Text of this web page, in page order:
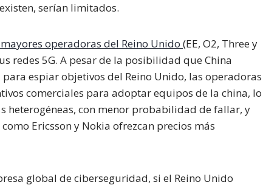
serían limitados.
operadoras del Reino Unido (EE, O2, Three y
redes 5G. A pesar de la posibilidad que China
espiar objetivos del Reino Unido, las operadoras
comerciales para adoptar equipos de la china, lo
heterogéneas, con menor probabilidad de fallar, y
Ericsson y Nokia ofrezcan precios más
global de ciberseguridad, si el Reino Unido